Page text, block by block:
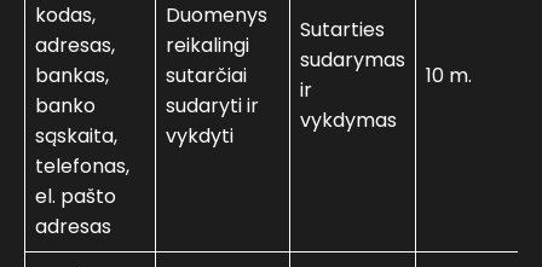
kodas,
adresas,
bankas,
banko
sąskaita,
telefonas,
el. pašto
adresas
Duomenys
reikalingi
sutarčiai
sudaryti ir
vykdyti
Sutarties
sudarymas
ir
vykdymas
10 m.